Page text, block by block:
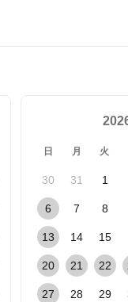
日 月 火
30 31 1
6 7 8
13 14 15
20 21 22
27 28 29